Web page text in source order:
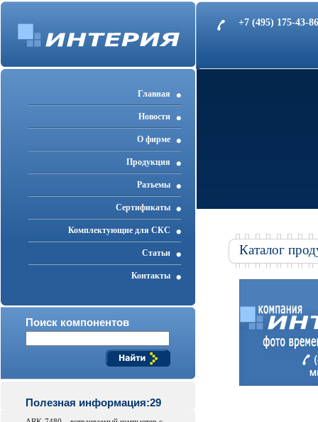
+7 (495) 175-43-
Главная
Новости
О фирме
Продукция
Разъемы
Cертификаты
Комплектующие для СКС
Статьи
Контакты
Поиск компонентов
Полезная информация:29
Каталог